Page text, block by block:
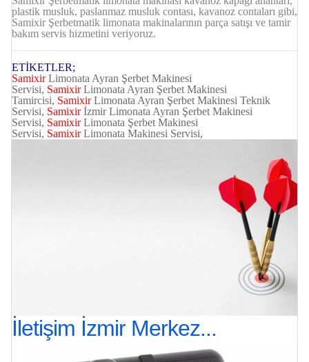
plastik musluk, paslanmaz musluk contası, kavanoz contaları gibi,
Samixir Şerbetmatik limonata makinalarının parça satışı ve tamir
bakım servis hizmetini veriyoruz.
ETİKETLER;
SamixirLimonata Ayran Şerbet Makinesi
Servisi, SamixirLimonata Ayran Şerbet Makinesi
Tamircisi, SamixirLimonata Ayran Şerbet Makinesi Teknik
Servisi, Samixirİzmir Limonata Ayran Şerbet Makinesi
Servisi, SamixirLimonata Şerbet Makinesi
Servisi, SamixirLimonata Makinesi Servisi,
İletişim İzmir Merkez...